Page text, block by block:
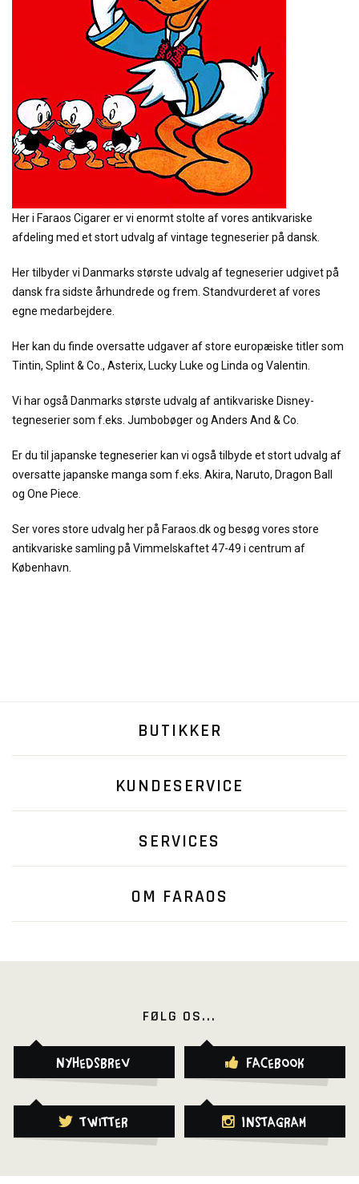
Her i Faraos Cigarer er vi enormt stolte af vores antikvariske
afdeling med et stort udvalg af vintage tegneserier på dansk.
Her tilbyder vi Danmarks største udvalg af tegneserier udgivet på
dansk fra sidste århundrede og frem. Standvurderet af vores
egne medarbejdere.
Her kan du finde oversatte udgaver af store europæiske titler som
Tintin, Splint & Co., Asterix, Lucky Luke og Linda og Valentin.
Vi har også Danmarks største udvalg af antikvariske Disney-
tegneserier som f.eks. Jumbobøger og Anders And & Co.
Er du til japanske tegneserier kan vi også tilbyde et stort udvalg af
oversatte japanske manga som f.eks. Akira, Naruto, Dragon Ball
og One Piece.
Ser vores store udvalg her på Faraos.dk og besøg vores store
antikvariske samling på Vimmelskaftet 47-49 i centrum af
København.
BUTIKKER
KUNDESERVICE
SERVICES
OM FARAOS
FØLG OS...
Nyhedsbrev Facebook
Twitter Instagram